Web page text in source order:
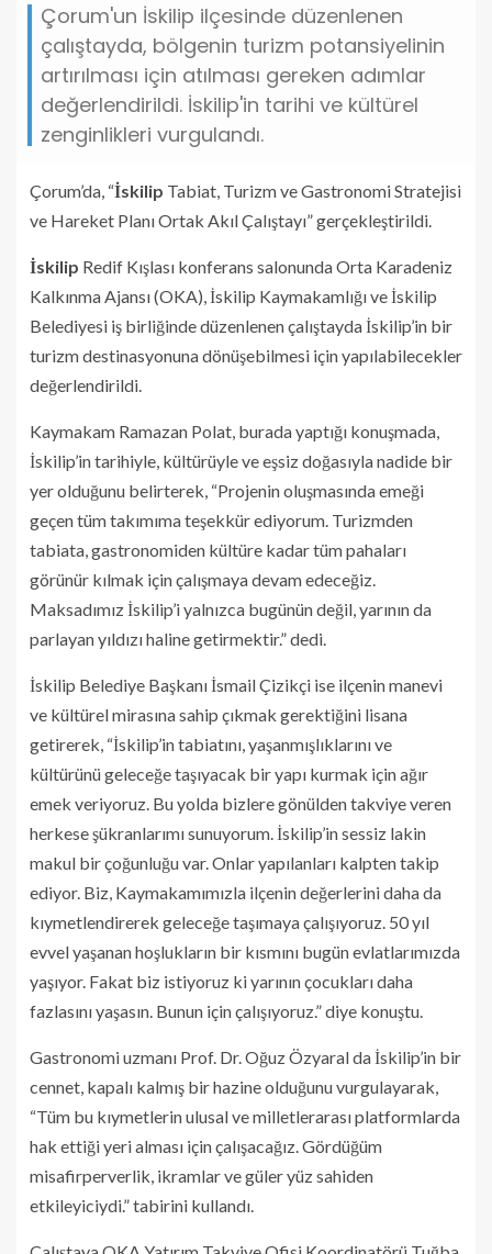
Çorum'un İskilip ilçesinde düzenlenen
çalıştayda, bölgenin turizm potansiyelinin
artırılması için atılması gereken adımlar
değerlendirildi. İskilip'in tarihi ve kültürel
zenginlikleri vurgulandı.
Çorum’da, “İskilip Tabiat, Turizm ve Gastronomi Stratejisi
ve Hareket Planı Ortak Akıl Çalıştayı” gerçekleştirildi.
İskilip Redif Kışlası konferans salonunda Orta Karadeniz
Kalkınma Ajansı (OKA), İskilip Kaymakamlığı ve İskilip
Belediyesi iş birliğinde düzenlenen çalıştayda İskilip’in bir
turizm destinasyonuna dönüşebilmesi için yapılabilecekler
değerlendirildi.
Kaymakam Ramazan Polat, burada yaptığı konuşmada,
İskilip’in tarihiyle, kültürüyle ve eşsiz doğasıyla nadide bir
yer olduğunu belirterek, “Projenin oluşmasında emeği
geçen tüm takımıma teşekkür ediyorum. Turizmden
tabiata, gastronomiden kültüre kadar tüm pahaları
görünür kılmak için çalışmaya devam edeceğiz.
Maksadımız İskilip’i yalnızca bugünün değil, yarının da
parlayan yıldızı haline getirmektir.” dedi.
İskilip Belediye Başkanı İsmail Çizikçi ise ilçenin manevi
ve kültürel mirasına sahip çıkmak gerektiğini lisana
getirerek, “İskilip’in tabiatını, yaşanmışlıklarını ve
kültürünü geleceğe taşıyacak bir yapı kurmak için ağır
emek veriyoruz. Bu yolda bizlere gönülden takviye veren
herkese şükranlarımı sunuyorum. İskilip’in sessiz lakin
makul bir çoğunluğu var. Onlar yapılanları kalpten takip
ediyor. Biz, Kaymakamımızla ilçenin değerlerini daha da
kıymetlendirerek geleceğe taşımaya çalışıyoruz. 50 yıl
evvel yaşanan hoşlukların bir kısmını bugün evlatlarımızda
yaşıyor. Fakat biz istiyoruz ki yarının çocukları daha
fazlasını yaşasın. Bunun için çalışıyoruz.” diye konuştu.
Gastronomi uzmanı Prof. Dr. Oğuz Özyaral da İskilip’in bir
cennet, kapalı kalmış bir hazine olduğunu vurgulayarak,
“Tüm bu kıymetlerin ulusal ve milletlerarası platformlarda
hak ettiği yeri alması için çalışacağız. Gördüğüm
misafirperverlik, ikramlar ve güler yüz sahiden
etkileyiciydi.” tabirini kullandı.